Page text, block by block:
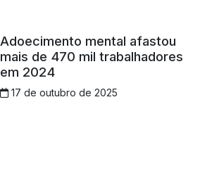
Adoecimento mental afastou
mais de 470 mil trabalhadores
em 2024
17 de outubro de 2025